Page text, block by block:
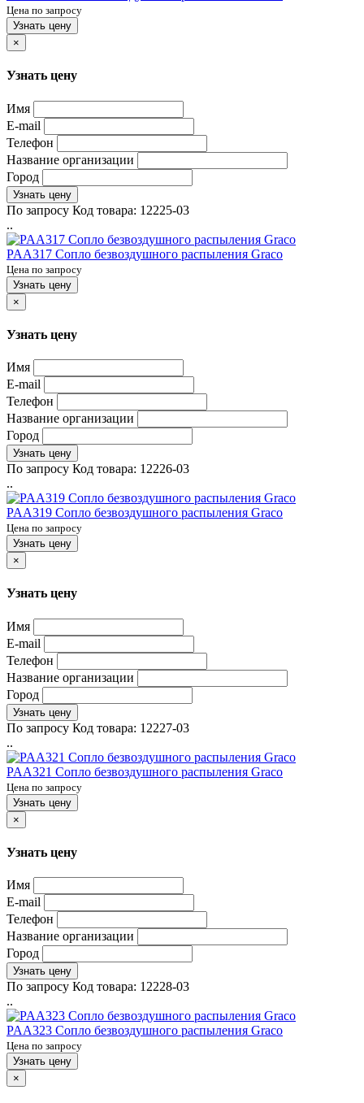
Цена по запросу
Узнать цену
×
Узнать цену
Имя
E-mail
Телефон
Название организации
Город
Узнать цену
По запросу Код товара: 12225-03
..
PAA317 Сопло безвоздушного распыления Graco
Цена по запросу
Узнать цену
×
Узнать цену
Имя
E-mail
Телефон
Название организации
Город
Узнать цену
По запросу Код товара: 12226-03
..
PAA319 Сопло безвоздушного распыления Graco
Цена по запросу
Узнать цену
×
Узнать цену
Имя
E-mail
Телефон
Название организации
Город
Узнать цену
По запросу Код товара: 12227-03
..
PAA321 Сопло безвоздушного распыления Graco
Цена по запросу
Узнать цену
×
Узнать цену
Имя
E-mail
Телефон
Название организации
Город
Узнать цену
По запросу Код товара: 12228-03
..
PAA323 Сопло безвоздушного распыления Graco
Цена по запросу
Узнать цену
×